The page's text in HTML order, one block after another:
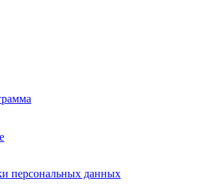
персональных данных